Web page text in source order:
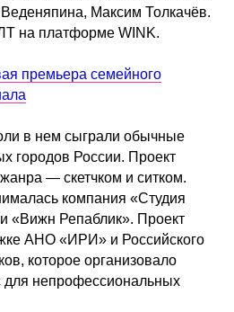
Максим Толкачёв.
на платформе WINK.
премьера семейного
в нем сыграли обычные
городов России. Проект
— скетчком и ситком.
компания «Студия
«Вижн Репаблик». Проект
АНО «ИРИ» и Российского
которое организовало
для непрофессиональных